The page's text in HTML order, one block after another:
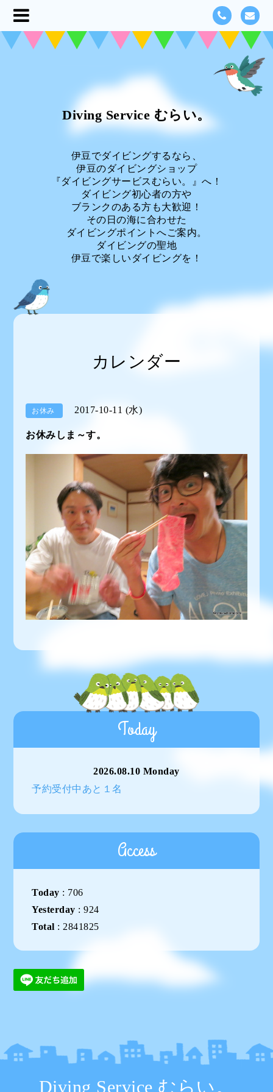
Diving Service むらい。
伊豆でダイビングするなら、
伊豆のダイビングショップ
『ダイビングサービスむらい。』へ！
ダイビング初心者の方や
ブランクのある方も大歓迎！
その日の海に合わせた
ダイビングポイントへご案内。
ダイビングの聖地
伊豆で楽しいダイビングを！
カレンダー
お休み 2017-10-11 (水)
お休みしま～す。
Today
2026.08.10 Monday
予約受付中あと１名
Access
Today : 706
Yesterday :924
Total : 2841825
Diving Service むらい。